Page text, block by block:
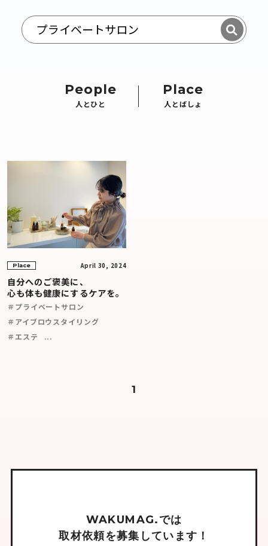
People
人とひと
Place
人とばしょ
Place April 30, 2024
自分へのご褒美に、
心も体も健康にするケアを。
＃プライベートサロン
＃アイブロウスタイリング
＃エステ
...
1
WAKUMAG.では
取材依頼を募集 してい ます ！